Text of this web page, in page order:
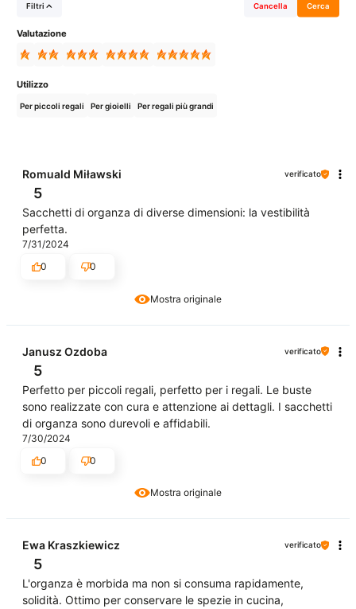
Filtri Cancella Cerca
Valutazione
Utilizzo
Per piccoli regali Per gioielli Per regali più grandi
Mostra originale
Romuald Miławski verificato
5
Sacchetti di organza di diverse dimensioni: la vestibilità
perfetta.
7/31/2024
0
0
Mostra originale
Janusz Ozdoba verificato
5
Perfetto per piccoli regali, perfetto per i regali. Le buste
sono realizzate con cura e attenzione ai dettagli. I sacchetti
di organza sono durevoli e affidabili.
7/30/2024
0
0
Ewa Kraszkiewicz verificato
5
L'organza è morbida ma non si consuma rapidamente,
solidità. Ottimo per conservare le spezie in cucina,